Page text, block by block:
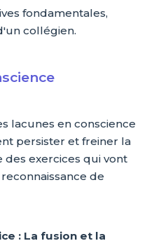
fondamentales,
collégien.
lacunes en conscience
persister et freiner la
des exercices qui vont
de
: La fusion et la